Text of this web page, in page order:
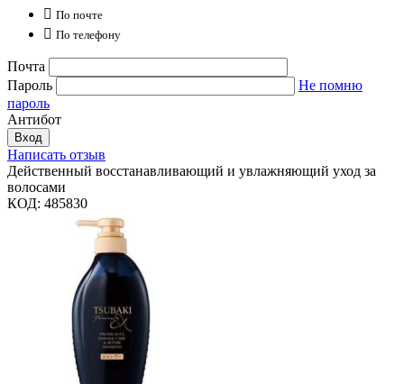
 По почте
 По телефону
Почта
Пароль
Не помню
пароль
Антибот
Вход
Написать отзыв
Действенный восстанавливающий и увлажняющий уход за
волосами
КОД: 485830